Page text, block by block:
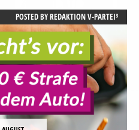
POSTED BYREDAKTION V-PARTEI³